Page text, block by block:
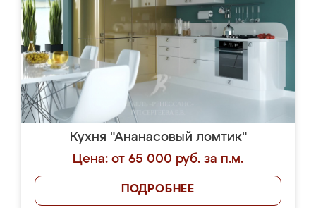
Кухня "Ананасовый ломтик"
Цена: от 65 000 руб. за п.м.
ПОДРОБНЕЕ